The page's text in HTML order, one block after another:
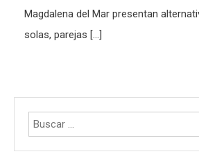
Magdalena del Mar presentan
solas, parejas […]